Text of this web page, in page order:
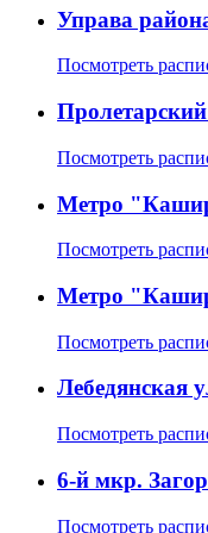
Управа
Посмотреть
Посмотреть
Метро
Посмотреть
Метро
Посмотреть
Лебедянская
Посмотреть
6-й мкр.
Посмотреть